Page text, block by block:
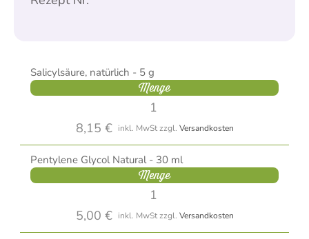
Salicylsäure, natürlich - 5 g
Menge
8,15 € inkl. MwStzzgl. Versandkosten
Pentylene Glycol Natural - 30 ml
Menge
5,00 € inkl. MwStzzgl. Versandkosten